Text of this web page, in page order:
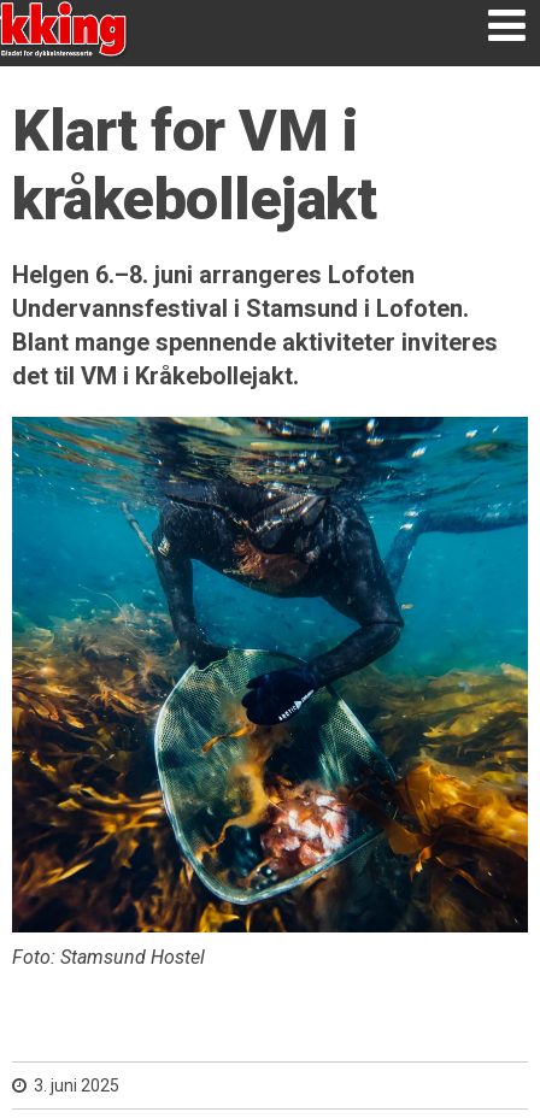
Klart for VM i
kråkebollejakt
Helgen 6.–8. juni arrangeres Lofoten
Undervannsfestival i Stamsund i Lofoten.
Blant mange spennende aktiviteter inviteres
det til VM i Kråkebollejakt.
Foto: Stamsund Hostel
3. juni 2025